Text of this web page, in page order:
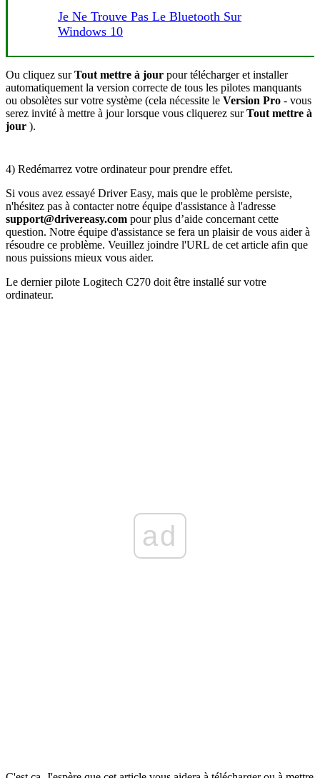
Je Ne Trouve Pas Le Bluetooth Sur
Windows 10
Ou cliquez surTout mettre à jour pour télécharger et installer
automatiquement la version correcte de tous les pilotes manquants
ou obsolètes sur votre système (cela nécessite le Version Pro - vous
serez invité à mettre à jour lorsque vous cliquerez surTout mettre à
jour ).
4) Redémarrez votre ordinateur pour prendre effet.
Si vous avez essayé Driver Easy, mais que le problème persiste,
n'hésitez pas à contacter notre équipe d'assistance à l'adresse
support@drivereasy.com pour plus d’aide concernant cette
question. Notre équipe d'assistance se fera un plaisir de vous aider à
résoudre ce problème. Veuillez joindre l'URL de cet article afin que
nous puissions mieux vous aider.
Le dernier pilote Logitech C270 doit être installé sur votre
ordinateur.
ad